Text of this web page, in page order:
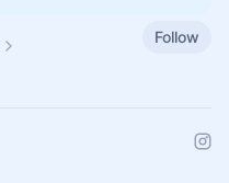
Follow